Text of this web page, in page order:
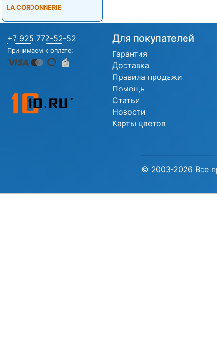
LA CORDONNERIE
+7 925 772-52-52
Принимаем к оплате:
Для покупателей
Гарантия
Доставка
Правила продажи
Помощь
Статьи
Новости
Карты цветов
© 2003-2026 Все